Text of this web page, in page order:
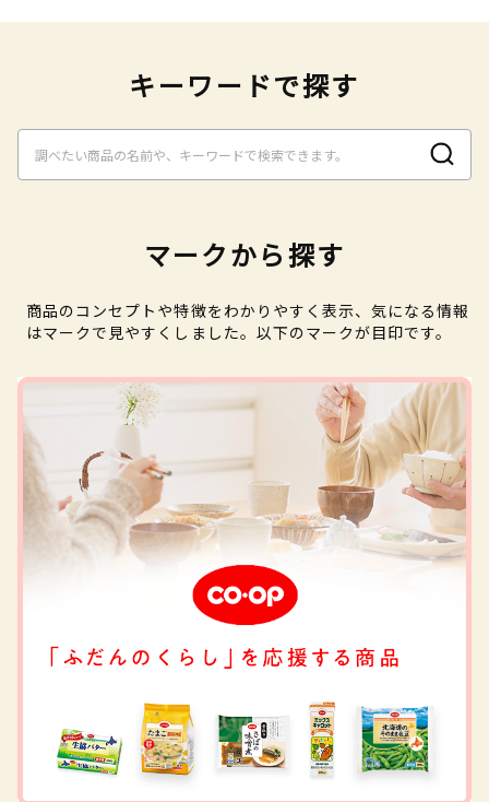
キーワードで探す
マークから探す
商品のコンセプトや特徴をわかりやすく表示、気になる情報
はマークで見やすくしました。以下のマークが目印です。